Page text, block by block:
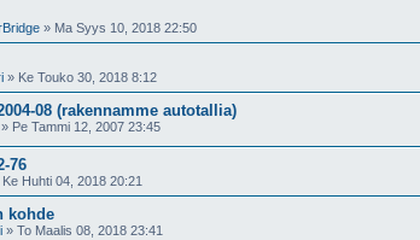
» Ma Syys 10, 2018 22:50
» Ke Touko 30, 2018 8:12
08 (rakennamme autotallia)
» Pe Tammi 12, 2007 23:45
76
Ke Huhti 04, 2018 20:21
kohde
» To Maalis 08, 2018 23:41